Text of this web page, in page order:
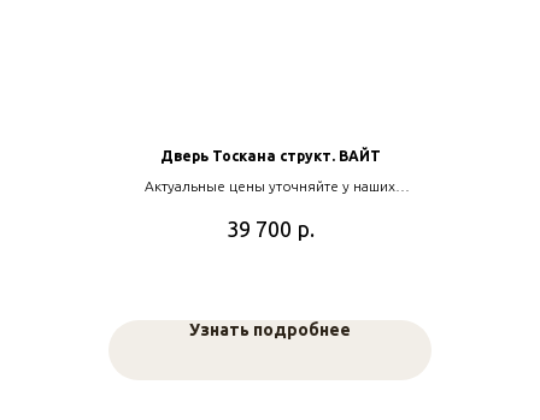
Дверь Тоскана структ. ВАЙТ
Актуальные цены уточняйте у наших
39 700 р.
Узнать подробнее